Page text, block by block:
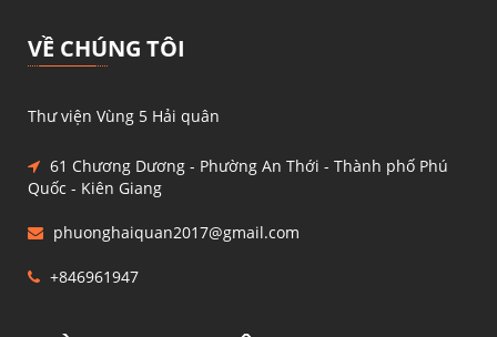
VỀ CHÚNG TÔI
Thư viện Vùng 5 Hải quân
61 Chương Dương - Phường An Thới - Thành phố Phú
Quốc - Kiên Giang
phuonghaiquan2017@gmail.com
+846961947